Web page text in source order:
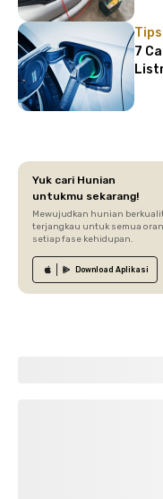
7
Yuk cari Hunian
untukmu sekarang!
Mewujudkan hunian
terjangkau untuk semua
setiap fase kehidupan.
Download Aplikasi